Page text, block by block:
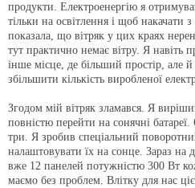
продукти. Електроенергію я
тільки на освітлення і щоб накачати
показала, що вітряк у цих краях
тут практично немає вітру. Я навіть
інше місце, де більший простір, але
збільшити кількість виробленої
Згодом мій вітряк зламався. Я
повністю перейти на сонячні
три. Я зробив спеціальний
налаштовувати їх на сонце. Зараз на
вже 12 панелей потужністю 300 Вт
маємо без проблем. Влітку для нас